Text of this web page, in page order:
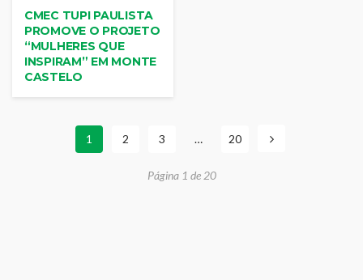
CMEC TUPI PAULISTA
PROMOVE O PROJETO
“MULHERES QUE
INSPIRAM” EM MONTE
CASTELO
1 2 3 … 20
Página 1 de 20